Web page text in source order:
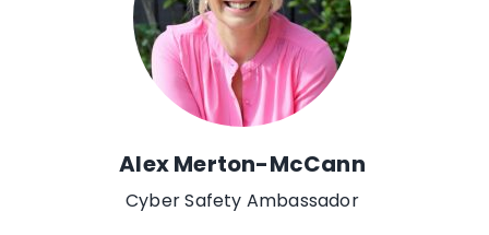
Alex Merton-McCann
Cyber Safety Ambassador